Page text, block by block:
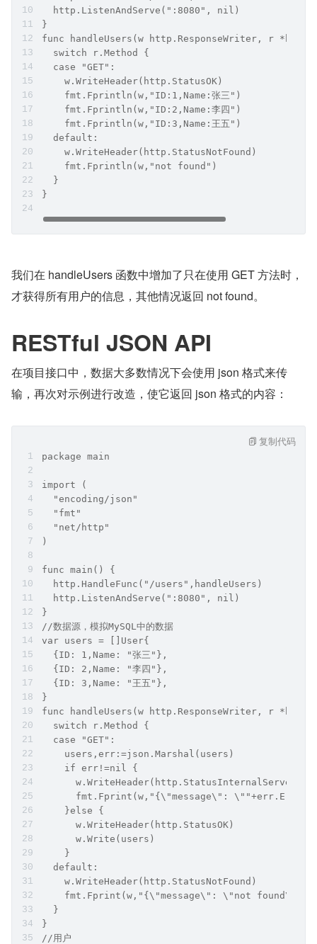
  http.ListenAndServe(":8080", nil)
}
func handleUsers(w http.ResponseWriter, r
  switch r.Method {
  case "GET":
    w.WriteHeader(http.StatusOK)
    fmt.Fprintln(w,"ID:1,Name:张三")
    fmt.Fprintln(w,"ID:2,Name:李四")
    fmt.Fprintln(w,"ID:3,Name:王五")
  default:
    w.WriteHeader(http.StatusNotFound)
    fmt.Fprintln(w,"not found")
  }
}
我们在 handleUsers 函数中增加了只在使用 GET 方法时，
才获得所有用户的信息，其他情况返回 not found。
RESTful JSON API
在项目接口中，数据大多数情况下会使用 json 格式来传
输，再次对示例进行改造，使它返回 json 格式的内容：
package main
import (
  "encoding/json"
  "fmt"
  "net/http"
)
func main() {
  http.HandleFunc("/users",handleUsers)
  http.ListenAndServe(":8080", nil)
}
//数据源，模拟MySQL中的数据
var users = []User{
  {ID: 1,Name: "张三"},
  {ID: 2,Name: "李四"},
  {ID: 3,Name: "王五"},
}
func handleUsers(w http.ResponseWriter, r
  switch r.Method {
  case "GET":
    users,err:=json.Marshal(users)
    if err!=nil {
fmt.Fprint(w,"{\"message\":
    }else {
      w.WriteHeader(http.StatusOK)
      w.Write(users)
    }
  default:
    w.WriteHeader(http.StatusNotFound)
    fmt.Fprint(w,"{\"message\": \"not found\"}")
  }
}
//用户
复制代码